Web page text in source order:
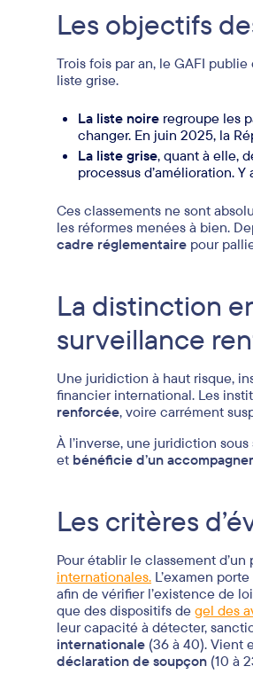
Les objectifs
Trois fois par an, le GAFI
liste grise.
La liste noire regroupe les
changer. En juin 2025, la
La liste grise, quant à elle,
processus d’amélioration.
Ces classements ne sont
les réformes menées à bien.
cadre réglementaire pour
La distinction
surveillance
Une juridiction à haut risque,
financier international. Les
renforcée, voire carrément
À l’inverse, une juridiction
et bénéficie d’un
Les critères
Pour établir le classement
internationales. L’examen
afin de vérifier l’existence de
que des dispositifs de gel des
leur capacité à détecter,
internationale (36 à 40). Vient
déclaration de soupçon (10 à